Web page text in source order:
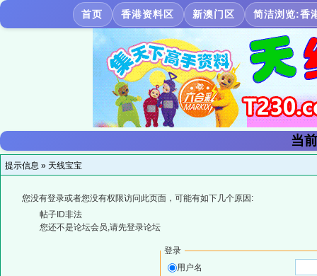
首页 香港资料区 新澳门区 简洁浏览:香
当
提示信息 » 天线宝宝
您没有登录或者您没有权限访问此页面，可能有如下几个原因:
帖子ID非法
您还不是论坛会员,请先登录论坛
登录
用户名